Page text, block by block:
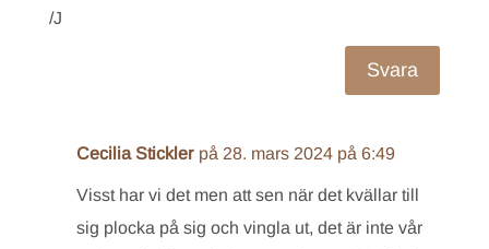
/J
Svara
Cecilia Stickler på 28. mars 2024 på 6:49
Visst har vi det men att sen när det kvällar till
sig plocka på sig och vingla ut, det är inte vår